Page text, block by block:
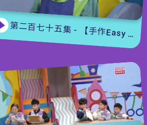
秘密，一同增長見聞。
編導：蔡少傑
第二百七十五集 - 【手作Easy Job】 盆栽磨菇 【Yummy Time】仲夏蝴蝶粉